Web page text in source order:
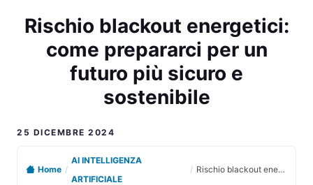
Rischio blackout energetici:
come prepararci per un
futuro più sicuro e
sostenibile
25 DICEMBRE 2024
Home /
AI INTELLIGENZA
ARTIFICIALE
/ Rischio blackout energetici: come prepararci per un futuro più sicuro e sostenibile